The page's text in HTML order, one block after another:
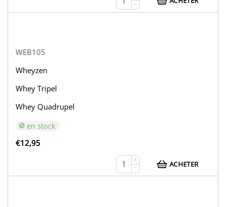
−
WEB105
Wheyzen
Whey Tripel
Whey Quadrupel
en stock
€12,95
+
−
ACHETER